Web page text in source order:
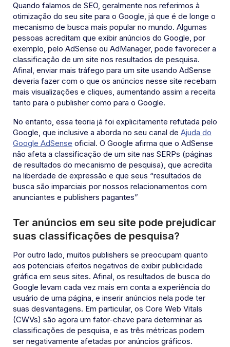
Quando falamos de SEO, geralmente nos referimos à
otimização do seu site para o Google, já que é de longe o
mecanismo de busca mais popular no mundo. Algumas
pessoas acreditam que exibir anúncios do Google, por
exemplo, pelo AdSense ou AdManager, pode favorecer a
classificação de um site nos resultados de pesquisa.
Afinal, enviar mais tráfego para um site usando AdSense
deveria fazer com o que os anúncios nesse site recebam
mais visualizações e cliques, aumentando assim a receita
tanto para o publisher como para o Google.
No entanto, essa teoria já foi explicitamente refutada pelo
Google, que inclusive a aborda no seu canal de Ajuda do
Google AdSense oficial. O Google afirma que o AdSense
não afeta a classificação de um site nas SERPs (páginas
de resultados do mecanismo de pesquisa), que acredita
na liberdade de expressão e que seus “resultados de
busca são imparciais por nossos relacionamentos com
anunciantes e publishers pagantes”
Ter anúncios em seu site pode prejudicar
suas classificações de pesquisa?
Por outro lado, muitos publishers se preocupam quanto
aos potenciais efeitos negativos de exibir publicidade
gráfica em seus sites. Afinal, os resultados de busca do
Google levam cada vez mais em conta a experiência do
usuário de uma página, e inserir anúncios nela pode ter
suas desvantagens. Em particular, os Core Web Vitals
(CWVs) são agora um fator-chave para determinar as
classificações de pesquisa, e as três métricas podem
ser negativamente afetadas por anúncios gráficos.